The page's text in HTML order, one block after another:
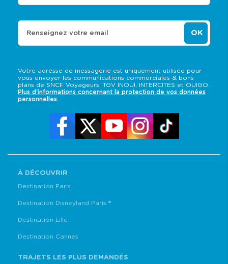
Votre adresse de messagerie est uniquement utilisée pour
vous envoyer les communications commerciales & bons
plans de SNCF Voyageurs, TGV INOUI, INTERCITES et OUIGO.
Plus d'informations concernant la protection de vos données
personnelles.
Renseignez votre email OK
À DÉCOUVRIR
Destination Paris
Destination Disneyland Paris ®
Destination Lille
Destination Cannes
TRAJETS LES PLUS DEMANDÉS